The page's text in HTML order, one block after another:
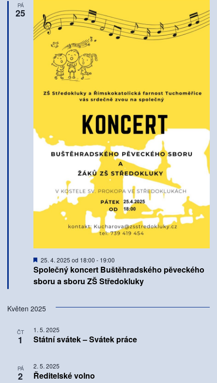
PÁ
25
Společný koncert Buštěhradského pěveckého
sboru a sboru ZŠ Středokluky
Doporučené
25. 4. 2025 od 18:00 - 19:00
Květen 2025
ČT
1 Státní svátek – Svátek práce
1. 5. 2025
PÁ
2 Ředitelské volno
2. 5. 2025